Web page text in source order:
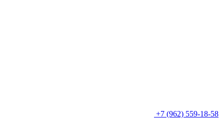
+7 (962) 559-18-58